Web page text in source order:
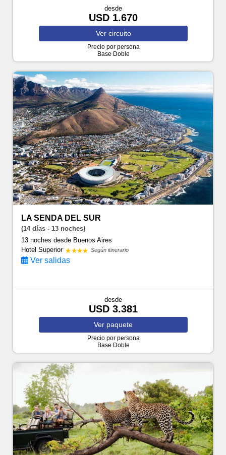
desde
USD 1.670
Ver circuito
Precio por persona
Base Doble
LA SENDA DEL SUR
(14 días - 13 noches)
13 nochesdesde Buenos Aires
Hotel Superior
Según itinerario
Ver salidas
desde
USD 3.381
Ver paquete
Precio por persona
Base Doble